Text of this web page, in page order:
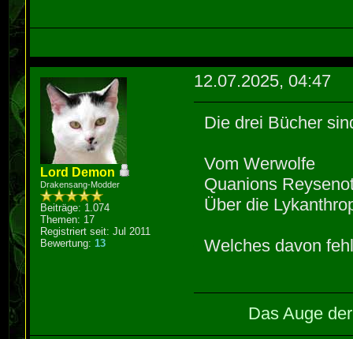
Lord Demon
Drakensang-Modder
Beiträge: 1.074
Themen: 17
Registriert seit: Jul 2011
Bewertung:13
12.07.2025, 04:47
Die drei Bücher
Vom Werwolfe
Quanions
Über die
Welches davon
Das Auge